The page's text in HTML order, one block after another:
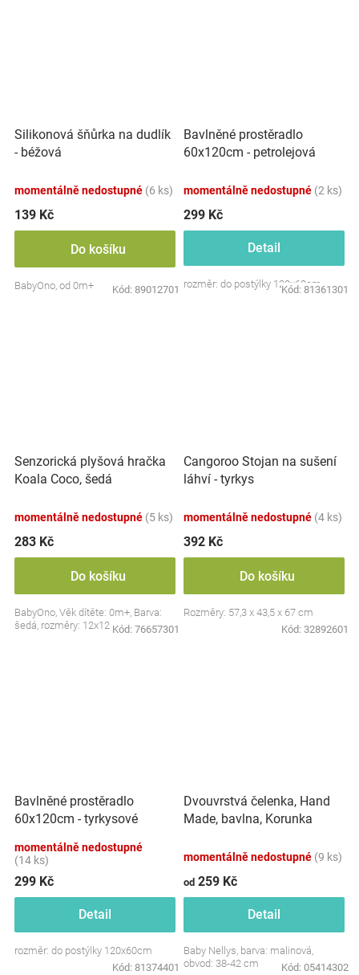
Silikonová šňůrka na dudlík
- béžová
momentálně nedostupné (6 ks)
139 Kč
Do košíku
BabyOno, od 0m+ Kód: 89012701
Bavlněné prostěradlo
60x120cm - petrolejová
momentálně nedostupné (2 ks)
299 Kč
Detail
rozměr: do postýlky 120x60cm
Kód: 81361301
Senzorická plyšová hračka
Koala Coco, šedá
momentálně nedostupné (5 ks)
283 Kč
Do košíku
BabyOno, Věk dítěte: 0m+, Barva:
šedá, rozměry: 12x12 cm.
Kód: 76657301
Cangoroo Stojan na sušení
láhví - tyrkys
momentálně nedostupné (4 ks)
392 Kč
Do košíku
Rozměry: 57,3 x 43,5 x 67 cm
Kód: 32892601
Bavlněné prostěradlo
60x120cm - tyrkysové
momentálně nedostupné
(14 ks)
299 Kč
Detail
rozměr: do postýlky 120x60cm
Kód: 81374401
Dvouvrstvá čelenka, Hand
Made, bavlna, Korunka
momentálně nedostupné (9 ks)
od 259 Kč
Detail
Baby Nellys, barva: malinová,
obvod: 38-42 cm
Kód: 05414302